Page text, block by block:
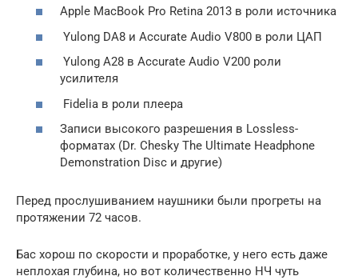
Apple MacBook Pro Retina 2013 в роли источника
Yulong DA8 и Accurate Audio V800 в роли ЦАП
Yulong A28 в Accurate Audio V200 роли
усилителя
Fidelia в роли плеера
Записи высокого разрешения в Lossless-
форматах (Dr. Chesky The Ultimate Headphone
Demonstration Disc и другие)
Перед прослушиванием наушники были прогреты на
протяжении 72 часов.
Бас хорош по скорости и проработке, у него есть даже
неплохая глубина, но вот количественно НЧ чуть